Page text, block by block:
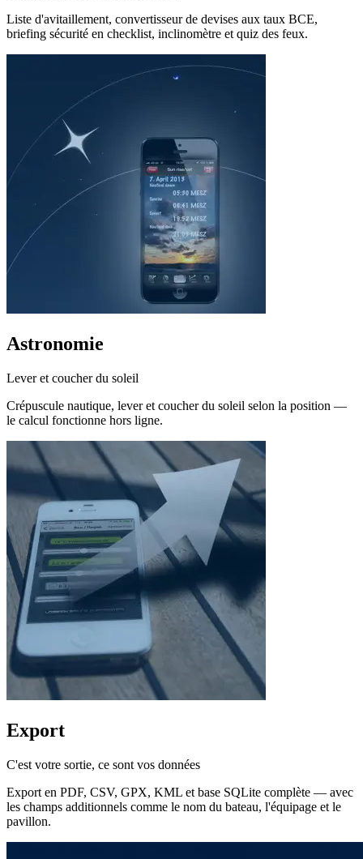
Liste d'avitaillement, convertisseur de devises aux taux BCE,
briefing sécurité en checklist, inclinomètre et quiz des feux.
Astronomie
Lever et coucher du soleil
Crépuscule nautique, lever et coucher du soleil selon la position —
le calcul fonctionne hors ligne.
Export
C'est votre sortie, ce sont vos données
Export en PDF, CSV, GPX, KML et base SQLite complète — avec
les champs additionnels comme le nom du bateau, l'équipage et le
pavillon.